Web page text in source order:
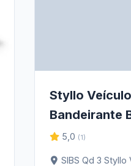
Styllo
Bandeirante
5,0 (1)
SIBS Qd 3 Styllo